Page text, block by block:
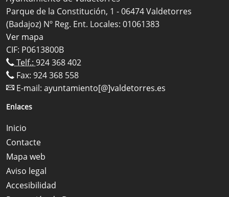
Parque de la Constitución, 1 - 06474 Valdetorres
(Badajoz) Nº Reg. Ent. Locales: 01061383
Ver mapa
CIF: P0613800B
Telf.: 924 368 402
Fax: 924 368 558
E-mail: ayuntamiento[@]valdetorres.es
Enlaces
Inicio
Contacte
Mapa web
Aviso legal
Accesibilidad